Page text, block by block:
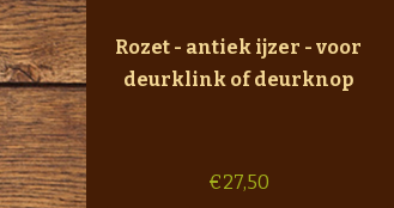
Rozet - antiek ijzer - voor
deurklink of deurknop
€27,50